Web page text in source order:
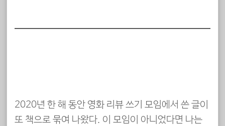
2020년 한 해 동안 영화 리뷰 쓰기 모임에서 쓴 글이
또 책으로 묶여 나왔다. 이 모임이 아니었다면 나는